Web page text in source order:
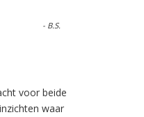
- B.S.
voor beide
waar